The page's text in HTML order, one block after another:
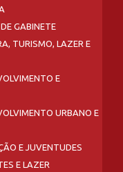
GABINETE
TURISMO, LAZER E
E
URBANO E
E JUVENTUDES
E LAZER